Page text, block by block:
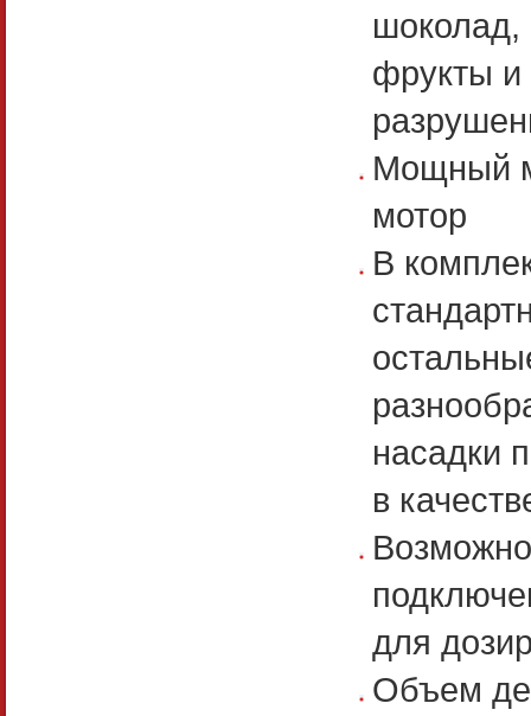
шоколад,
фрукты и
Мощный
мотор
В
насадки
в
Возможно
для
Объем